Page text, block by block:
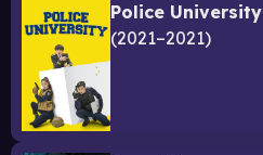
Police University
2021–2021